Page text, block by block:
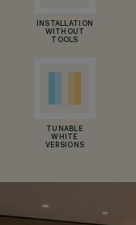
INSTALLATION
WITHOUT
TOOLS
TUNABLE
WHITE
VERSIONS